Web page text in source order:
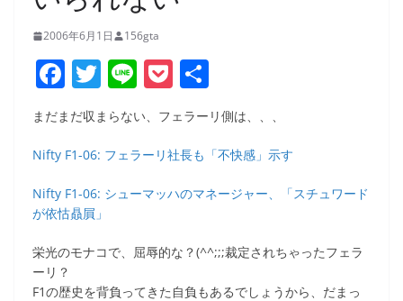
2006年6月1日 156gta
F
a
c
e
b
o
o
k
T
w
itt
er
Li
e
P
o
ck
et
有
まだまだ収まらない、フェラーリ側は、、、
Nifty F1-06: フェラーリ社長も「不快感」示す
Nifty F1-06: シューマッハのマネージャー、「スチュワード
が依怙贔屓」
栄光のモナコで、屈辱的な？(^^;;;裁定されちゃったフェラ
ーリ？
F1の歴史を背負ってきた自負もあるでしょうから、だまっ